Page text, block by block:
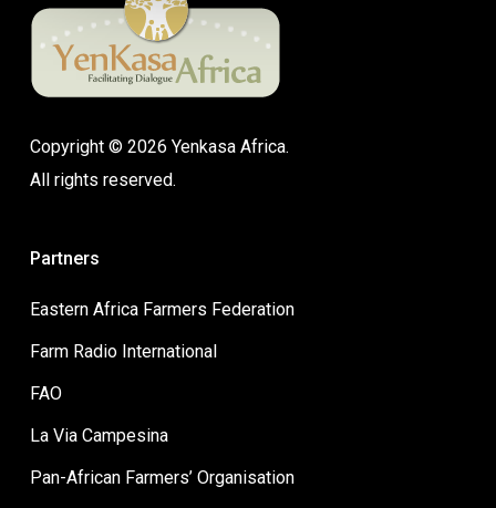
Copyright © 2026 Yenkasa Africa.
All rights reserved.
Partners
Eastern Africa Farmers Federation
Farm Radio International
FAO
La Via Campesina
Pan-African Farmers’ Organisation